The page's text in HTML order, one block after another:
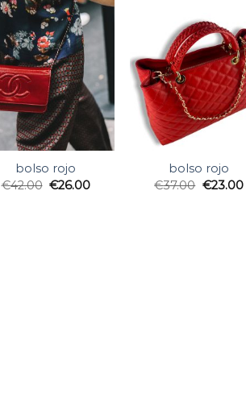
bolso rojo
€42.00 €26.00
bolso rojo
€37.00 €23.00